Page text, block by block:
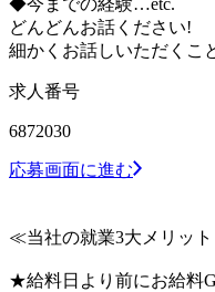
どんどんお話ください!
細かくお話しいただくこ
求人番号
6872030
応募画面に進む
≪当社の就業3大メリッ
★給料日より前にお給料